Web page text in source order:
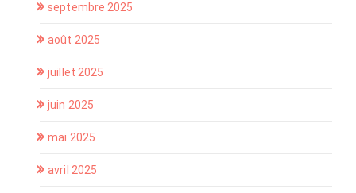
septembre 2025
août 2025
juillet 2025
juin 2025
mai 2025
avril 2025